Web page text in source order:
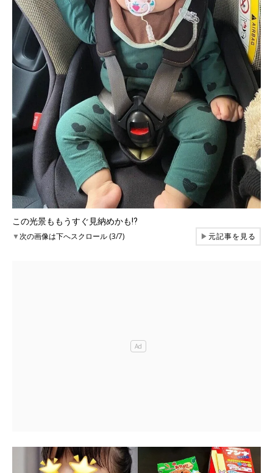
この光景ももうすぐ見納めかも⁉
▼次の画像は下へスクロール (3/7) ▶元記事を見る